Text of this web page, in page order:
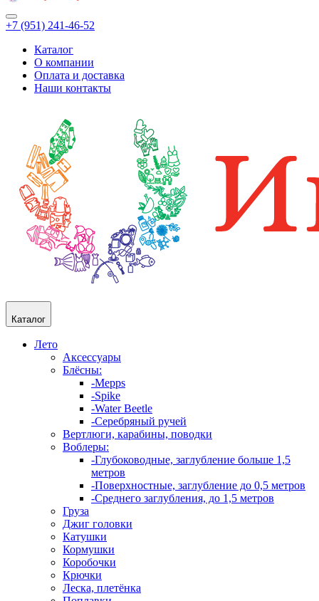
+7 (951) 241-46-52
Каталог
О компании
Оплата и доставка
Наши контакты
Каталог
Лето
Аксессуары
Блёсны:
-Mepps
-Spike
-Water Beetle
-Серебряный ручей
Вертлюги, карабины, поводки
Воблеры:
-Глубоководные, заглубление больше 1,5
метров
-Поверхностные, заглубление до 0,5 метров
-Среднего заглубления, до 1,5 метров
Груза
Джиг головки
Катушки
Кормушки
Коробочки
Крючки
Леска, плетёнка